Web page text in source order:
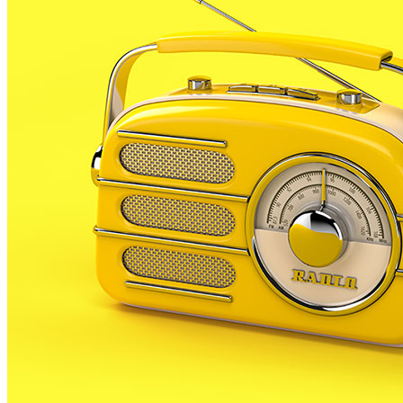
Estat actual del teatre. RP
L’acte de reinauguració se celebrarà aquest proper
dissabte 22 de desembre, i la demanda de reserves
per assistir-hi està anant a bon ritme.